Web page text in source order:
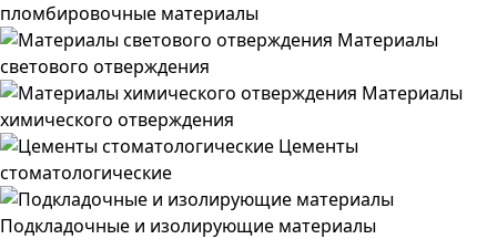
пломбировочные материалы
Материалы
светового отверждения
Материалы
химического отверждения
Цементы
стоматологические
Подкладочные и изолирующие материалы